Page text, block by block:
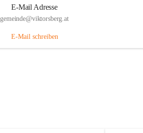
E-Mail Adresse
gemeinde@viktorsberg.at
E-Mail schreiben